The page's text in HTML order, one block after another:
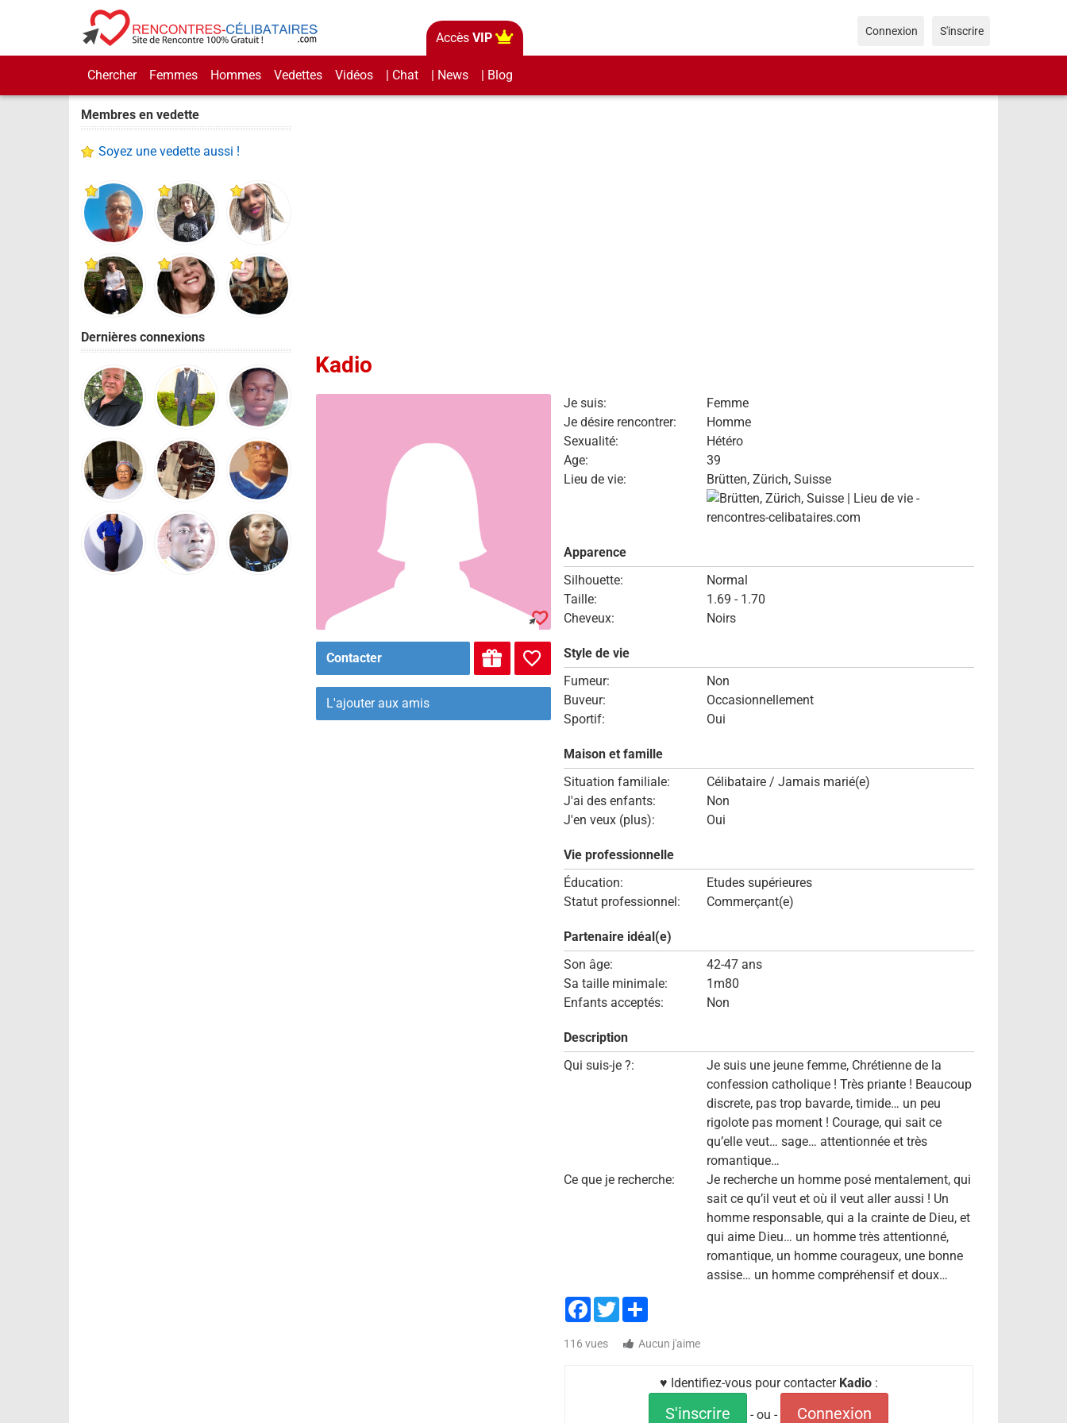
Accès VIP
Chercher Femmes Hommes Vedettes Vidéos | Chat | News | Blog
Connexion S'inscrire
Membres en vedette
Soyez une vedette aussi !
Dernières connexions
Kadio
Contacter
L'ajouter aux amis
Je suis:
Femme
Je désire rencontrer:
Homme
Sexualité:
Hétéro
Age:
39
Lieu de vie:
Brütten, Zürich, Suisse
Apparence
Silhouette:
Normal
Taille:
1.69 - 1.70
Cheveux:
Noirs
Style de vie
Fumeur:
Non
Buveur:
Occasionnellement
Sportif:
Oui
Maison et famille
Situation familiale:
Célibataire / Jamais marié(e)
J'ai des enfants:
Non
J'en veux (plus):
Oui
Vie professionnelle
Éducation:
Etudes supérieures
Statut professionnel:
Commerçant(e)
Partenaire idéal(e)
Son âge:
42-47 ans
Sa taille minimale:
1m80
Enfants acceptés:
Non
Description
Qui suis-je ?:
Je suis une jeune femme, Chrétienne de la
confession catholique ! Très priante ! Beaucoup
discrete, pas trop bavarde, timide… un peu
rigolote pas moment ! Courage, qui sait ce
qu’elle veut… sage… attentionnée et très
romantique…
Ce que je recherche:
Je recherche un homme posé mentalement, qui
sait ce qu’il veut et où il veut aller aussi ! Un
homme responsable, qui a la crainte de Dieu, et
qui aime Dieu… un homme très attentionné,
romantique, un homme courageux, une bonne
assise… un homme compréhensif et doux…
Facebook
TwitterShare
116 vues Aucun j'aime
♥ Identifiez-vous pour contacter Kadio:
S'inscrire - ou - Connexion